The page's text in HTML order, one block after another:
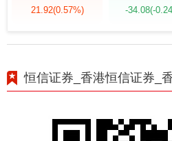
21.92(0.57%) -34.08(-
恒信证券_香港恒信证券_